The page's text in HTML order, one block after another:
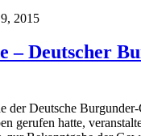
2015
– Deutscher
der Deutsche Burgunder-
gerufen hatte,